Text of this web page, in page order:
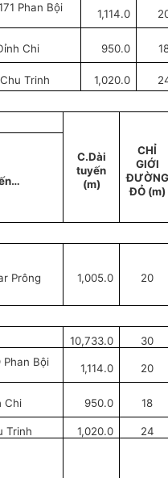
Phan Bội
1,114.0
Chi 950.0
Trinh 1,020.0
C.Dài
tuyến
(m)
CHỈ
GIỚI
ĐƯỜNG
ĐỎ (m)
Prông 1,005.0 20
10,733.0 30
Phan Bội
1,114.0 20
Chi 950.0 18
Trinh 1,020.0 24